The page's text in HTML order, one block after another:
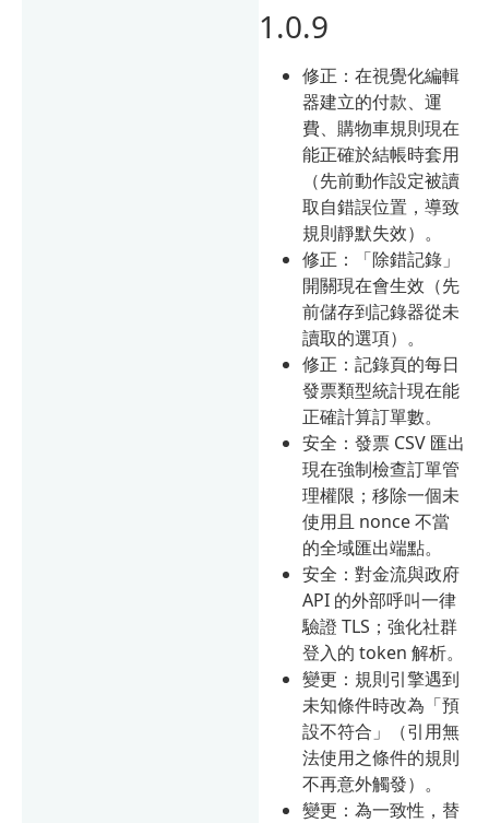
1.0.9
修正：在視覺化編輯
器建立的付款、運
費、購物車規則現在
能正確於結帳時套用
（先前動作設定被讀
取自錯誤位置，導致
規則靜默失效）。
修正：「除錯記錄」
開關現在會生效（先
前儲存到記錄器從未
讀取的選項）。
修正：記錄頁的每日
發票類型統計現在能
正確計算訂單數。
安全：發票 CSV 匯出
現在強制檢查訂單管
理權限；移除一個未
使用且 nonce 不當
的全域匯出端點。
安全：對金流與政府
API 的外部呼叫一律
驗證 TLS；強化社群
登入的 token 解析。
變更：規則引擎遇到
未知條件時改為「預
設不符合」（引用無
法使用之條件的規則
不再意外觸發）。
變更：為一致性，替